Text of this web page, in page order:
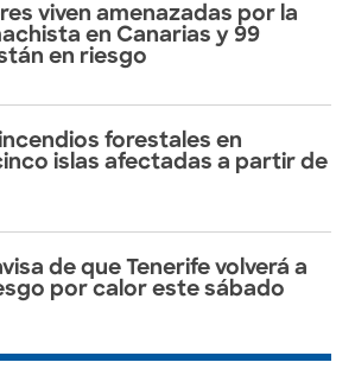
viven amenazadas por la
en Canarias y 99
en riesgo
forestales en
islas afectadas a partir de
de que Tenerife volverá a
por calor este sábado